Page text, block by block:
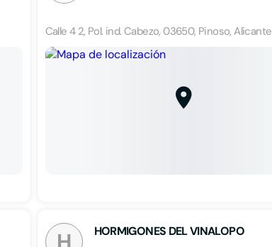
Calle 4 2, Pol. ind. Cabezo, 03650, Pinoso, Alicante
HORMIGONES DEL VINALOPO